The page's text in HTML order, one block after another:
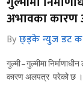
अभावका कारण
By छ्ड्के न्युज डट
गुल्मी – गुल्मीमा
कारण अलपत्र परेको छ ।